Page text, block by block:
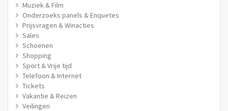
Muziek & Film
Onderzoeks panels & Enquetes
Prijsvragen & Winacties
Sales
Schoenen
Shopping
Sport & Vrije tijd
Telefoon & Internet
Tickets
Vakantie & Reizen
Veilingen